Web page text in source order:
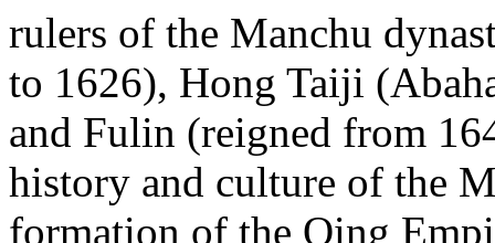
rulers of the Manchu
to 1626), Hong Taiji
and Fulin (reigned from
history and culture of the
formation of the Qing